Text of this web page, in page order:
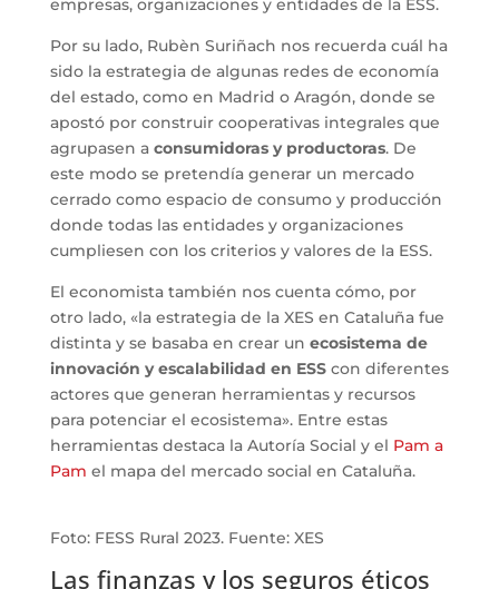
empresas, organizaciones y entidades de la ESS.
Por su lado, Rubèn Suriñach nos recuerda cuál ha
sido la estrategia de algunas redes de economía
del estado, como en Madrid o Aragón, donde se
apostó por construir cooperativas integrales que
agrupasen a consumidoras y productoras. De
este modo se pretendía generar un mercado
cerrado como espacio de consumo y producción
donde todas las entidades y organizaciones
cumpliesen con los criterios y valores de la ESS.
El economista también nos cuenta cómo, por
otro lado, «la estrategia de la XES en Cataluña fue
distinta y se basaba en crear un ecosistema de
innovación y escalabilidad en ESScon diferentes
actores que generan herramientas y recursos
para potenciar el ecosistema». Entre estas
herramientas destaca la Autoría Social y el Pam a
Pam el mapa del mercado social en Cataluña.
Foto: FESS Rural 2023. Fuente: XES
Las finanzas y los seguros éticos